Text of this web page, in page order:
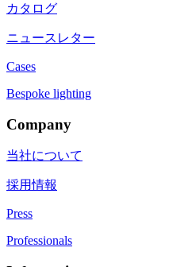
カタログ
ニュースレター
Cases
Bespoke lighting
Company
当社について
採用情報
Press
Professionals